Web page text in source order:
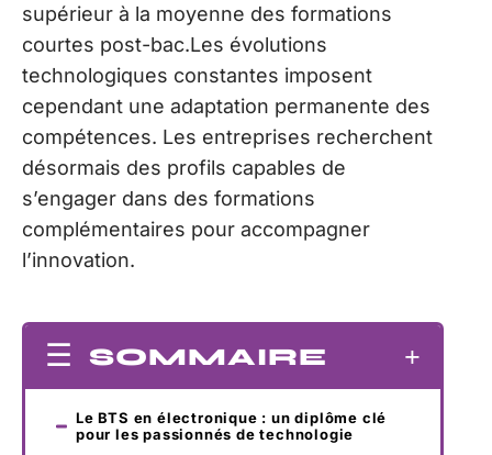
supérieur à la moyenne des formations
courtes post-bac.Les évolutions
technologiques constantes imposent
cependant une adaptation permanente des
compétences. Les entreprises recherchent
désormais des profils capables de
s’engager dans des formations
complémentaires pour accompagner
l’innovation.
SOMMAIRE
Le BTS en électronique : un diplôme clé
pour les passionnés de technologie